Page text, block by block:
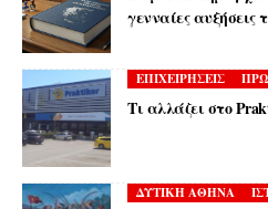
γενναίες αυξήσεις
ΕΠΙΧΕΙΡΗΣΕΙΣ
Τι αλλάζει στο
ΔΥΤΙΚΗ ΑΘΗΝΑ